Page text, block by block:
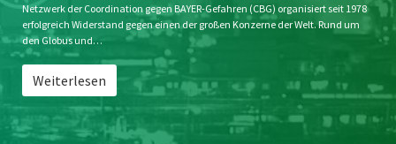
SPENDEN
Netzwerk der Coordination gegen BAYER-Gefahren (CBG) organisiert seit 1978
erfolgreich Widerstand gegen einen der großen Konzerne der Welt. Rund um
den Globus und…
Weiterlesen